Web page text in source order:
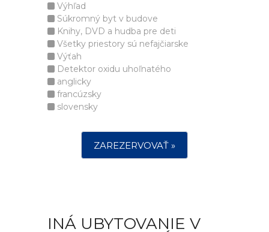
Výhľad
Súkromný byt v budove
Knihy, DVD a hudba pre deti
Všetky priestory sú nefajčiarske
Výťah
Detektor oxidu uhoľnatého
anglicky
francúzsky
slovensky
ZAREZERVOVAŤ »
INÁ UBYTOVANIE V